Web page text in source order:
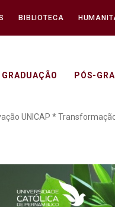
BIBLIOTECA
GRADUAÇÃO PÓS-
de
UNICAP *